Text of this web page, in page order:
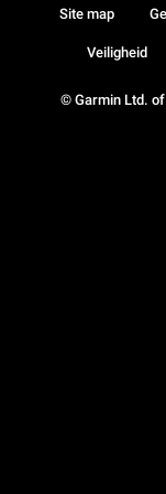
© Garmin Ltd.
Site map
Veiligheid